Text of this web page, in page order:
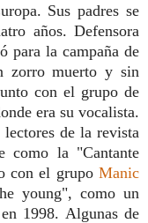
Sus padres se
años. Defensora
para la campaña de
zorro muerto y sin
con el grupo de
era su vocalista.
de la revista
como la "Cantante
con el grupo Manic
young", como un
1998. Algunas de